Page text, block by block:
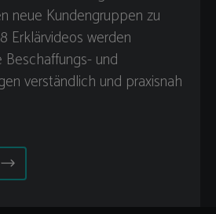
neue Kundengruppen zu
Erklärvideos werden
und
verständlich und praxisnah